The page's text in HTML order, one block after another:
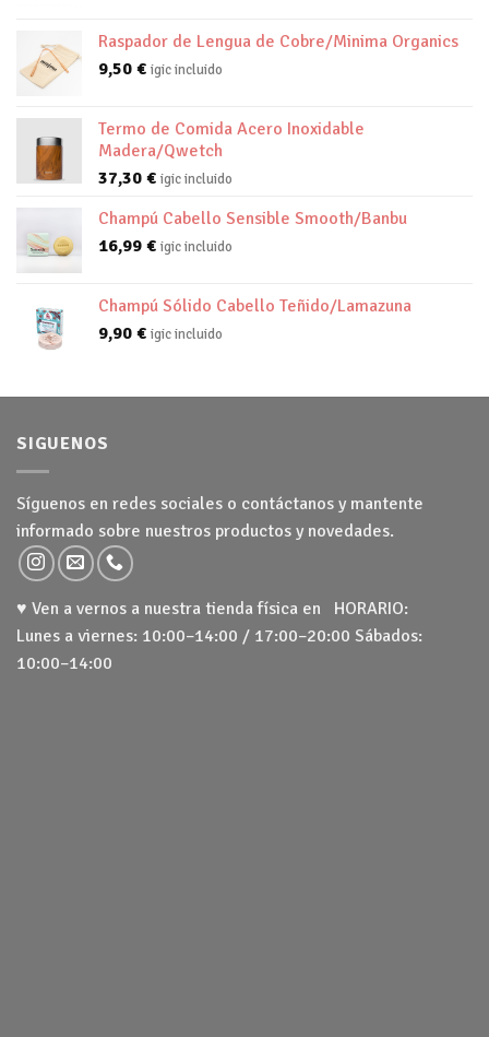
Raspador de Lengua de Cobre/Minima Organics
9,50 € igic incluido
Termo de Comida Acero Inoxidable
Madera/Qwetch
37,30 € igic incluido
Champú Cabello Sensible Smooth/Banbu
16,99 € igic incluido
Champú Sólido Cabello Teñido/Lamazuna
9,90 € igic incluido
SIGUENOS
Síguenos en redes sociales o contáctanos y mantente
informado sobre nuestros productos y novedades.
♥ Ven a vernos a nuestra tienda física en HORARIO:
Lunes a viernes: 10:00–14:00 / 17:00–20:00 Sábados:
10:00–14:00